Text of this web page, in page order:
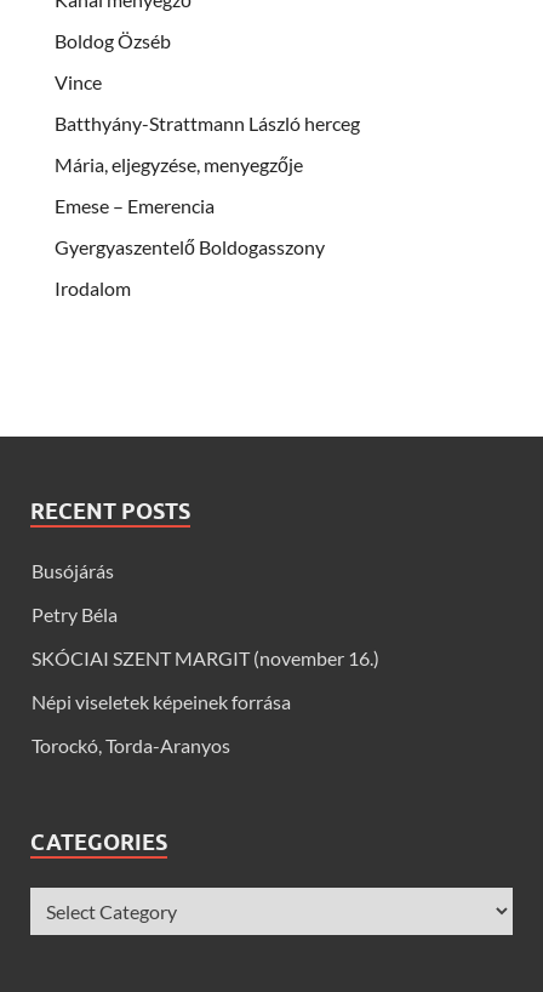
Boldog Özséb
Vince
Batthyány-Strattmann László herceg
Mária, eljegyzése, menyegzője
Emese – Emerencia
Gyergyaszentelő Boldogasszony
Irodalom
RECENT POSTS
Busójárás
Petry Béla
SKÓCIAI SZENT MARGIT (november 16.)
Népi viseletek képeinek forrása
Torockó, Torda-Aranyos
CATEGORIES